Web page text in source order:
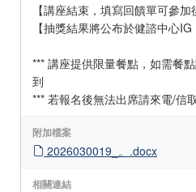
【講座結束，填寫回饋單可參加
【抽獎結果將公布於健諮中心IG
*** 講座提供限量餐點，如需餐
到
*** 若報名後無法出席請來電/信
附加檔案
2026030019_。.docx
相關連結